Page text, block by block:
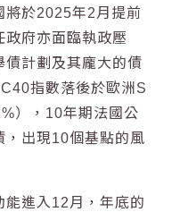
將於2025年2月提前
府亦面臨執政壓
債計劃及其龐大的債
指數落後於歐洲S
），10年期法國公
，出現10個基點的風
能進入12月，年底的